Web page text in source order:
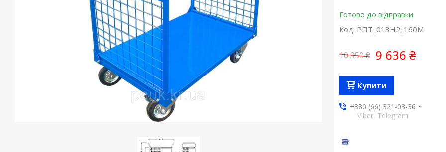
Готово до відправки
Код: РПТ_013Н2_160М
10 950 ₴ 9 636 ₴
Купити
+380 (66) 321-03-36
Viber, Telegram